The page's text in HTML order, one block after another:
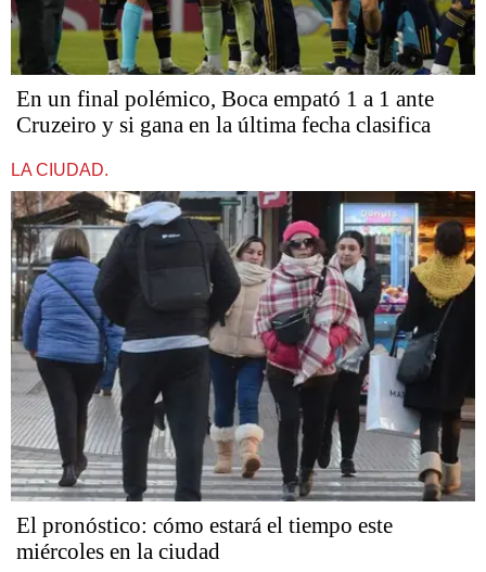
En un final polémico, Boca empató 1 a 1 ante
Cruzeiro y si gana en la última fecha clasifica
LA CIUDAD.
El pronóstico: cómo estará el tiempo este
miércoles en la ciudad